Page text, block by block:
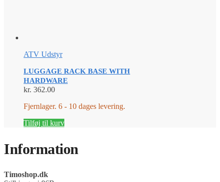
ATV Udstyr
LUGGAGE RACK BASE WITH
HARDWARE
kr. 362.00
Fjernlager. 6 - 10 dages levering.
Tilføj til kurv
Information
Timoshop.dk